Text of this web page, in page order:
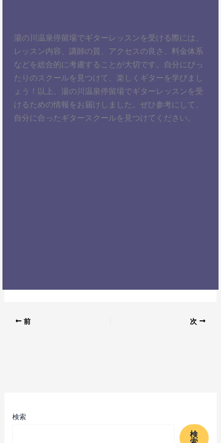
湯の川温泉停留場でギターレッスンを受ける際には、
レッスン内容、講師の質、アクセスの良さ、料金体系
などを総合的に考慮することが大切です。自分にぴっ
たりのスクールを見つけて、楽しくギターを学びまし
ょう！以上、湯の川温泉停留場でギターレッスンを受
けるための情報をお届けしました。ぜひ参考にして、
自分に合ったギタースクールを見つけてください。
前 次
検索
検